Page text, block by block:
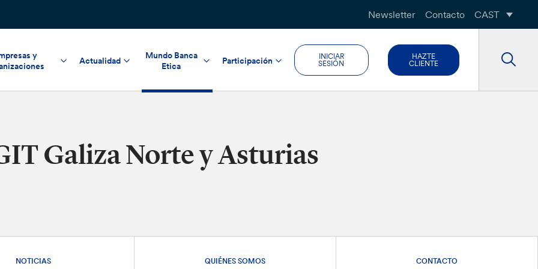
Newsletter Contacto CAST
y
Actualidad
Mundo Banca
Etica
Participación
INICIAR
SESIÓN
HAZTE
CLIENTE
Galiza Norte y Asturias
NOTICIAS QUIÉNES SOMOS CONTACTO